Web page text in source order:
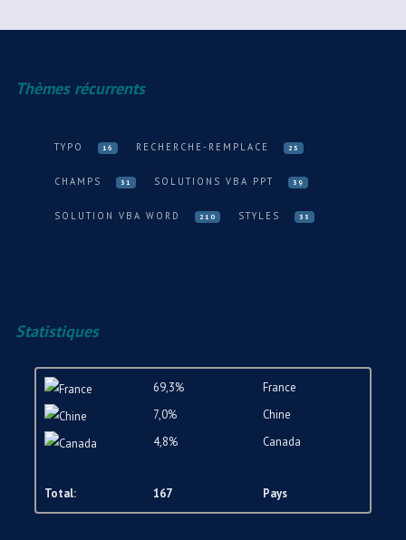
Thèmes récurrents
TYPO 16 RECHERCHE-REMPLACE 25
CHAMPS 31 SOLUTIONS VBA PPT 39
SOLUTION VBA WORD 210 STYLES 33
Statistiques
69,3%
France
7,0%
Chine
4,8%
Canada
Total: 167 Pays